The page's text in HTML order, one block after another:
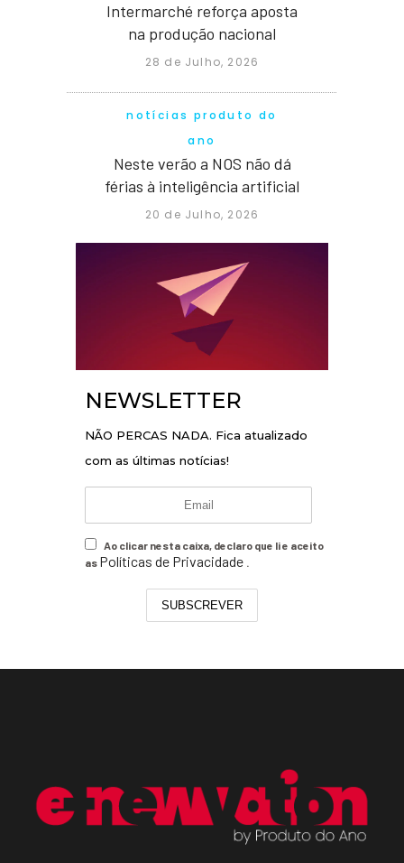
Intermarché reforça aposta
na produção nacional
28 de Julho, 2026
notícias produto do
ano
Neste verão a NOS não dá
férias à inteligência artificial
20 de Julho, 2026
NEWSLETTER
NÃO PERCAS NADA. Fica atualizado
com as últimas notícias!
Ao clicar nesta caixa, declaro que li e aceito
as Políticas de Privacidade
SUBSCREVER